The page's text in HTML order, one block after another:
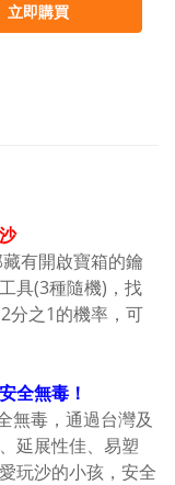
立即購買
有開啟寶箱的鑰
具(3種隨機)，找
分之1的機率，可
全無毒！
無毒，通過台灣及
延展性佳、易塑
玩沙的小孩，安全